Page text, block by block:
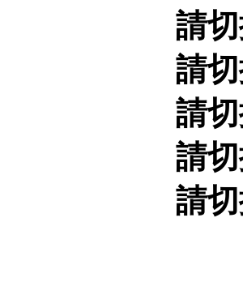
請
請
請
請
請